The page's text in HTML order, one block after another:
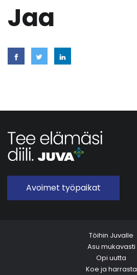
Jaa
Avoimet työpaikat
Töihin Juvalle
Asu mukavasti
Opi uutta
Koe ja harrasta